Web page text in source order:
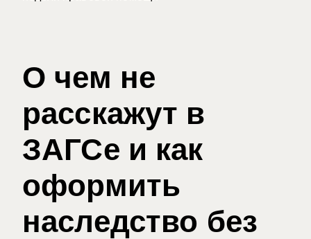
О чем не
расскажут в
ЗАГСе и как
оформить
наследство без